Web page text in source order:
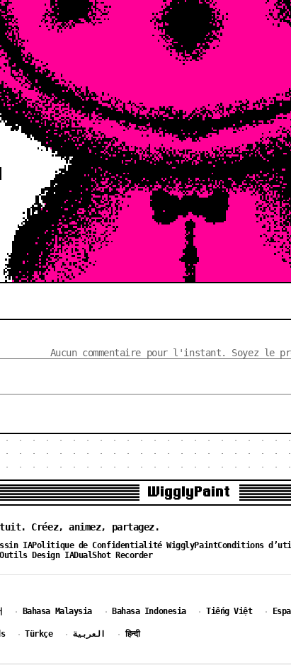
Aucun commentaire pour l'instant. Soyez le
WigglyPaint
Créez, animez, partagez.
IAPolitique de Confidentialité WigglyPaintConditions
Outils Design IADualShot Recorder
· Bahasa Malaysia · Bahasa Indonesia · Tiếng Việt ·
· Türkçe · العربية · हिन्दी